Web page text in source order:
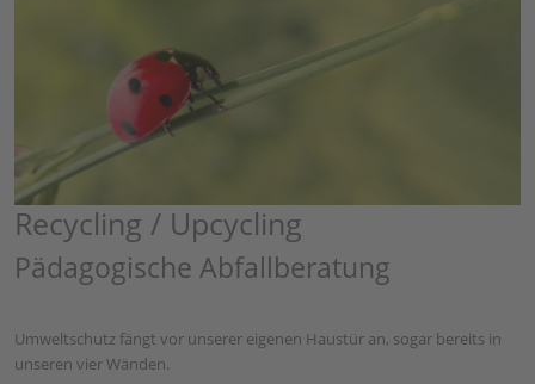
Recycling / Upcycling
Pädagogische Abfallberatung
Umweltschutz fängt vor unserer eigenen Haustür an, sogar bereits in
unseren vier Wänden.